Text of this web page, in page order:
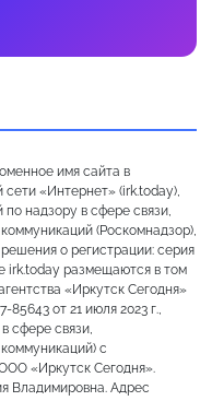
имя сайта в
«Интернет» (irk.today),
надзору в сфере связи,
(Роскомнадзор),
о регистрации: серия
irk.today размещаются в том
«Иркутск Сегодня»
от 21 июля 2023 г.,
сфере связи,
с
«Иркутск Сегодня».
Владимировна. Адрес